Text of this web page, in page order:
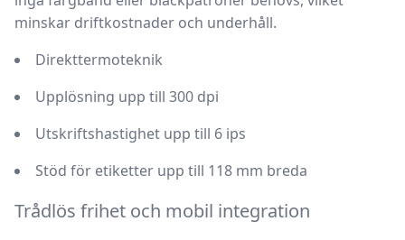
minskar driftkostnader och underhåll.
Direkttermoteknik
Upplösning upp till 300 dpi
Utskriftshastighet upp till 6 ips
Stöd för etiketter upp till 118 mm breda
Trådlös frihet och mobil integration